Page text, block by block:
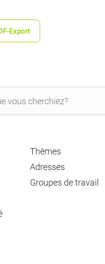
Export
Thèmes
Adresses
Groupes de travail